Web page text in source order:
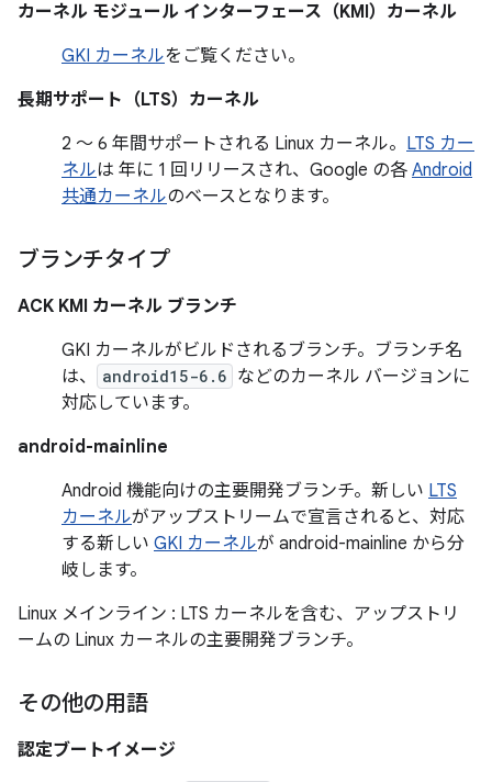
カーネル モジュール インターフェース（KMI）カーネル
GKI カーネルをご覧ください。
長期サポート（LTS）カーネル
2 ～ 6 年間サポートされる Linux カーネル。 LTS カー
ネルは 年に 1 回リリースされ、Google の各 Android
共通カーネルのベースとなります。
ブランチタイプ
ACK KMI カーネル ブランチ
GKI カーネルがビルドされるブランチ。ブランチ名
は、
android15-6.6 などのカーネル バージョンに
対応しています。
android-mainline
Android 機能向けの主要開発ブランチ。新しい LTS
カーネルがアップストリームで宣言されると、対応
する新しい GKI カーネルが android-mainline から分
岐します。
Linux メインライン : LTS カーネルを含む、アップストリ
ームの Linux カーネルの主要開発ブランチ。
その他の用語
認定ブートイメージ